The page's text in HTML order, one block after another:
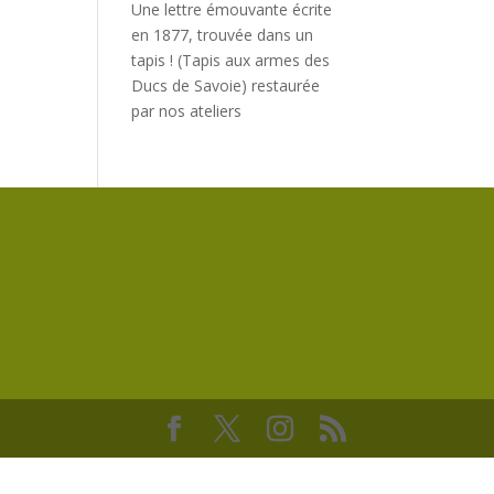
Une lettre émouvante écrite
en 1877, trouvée dans un
tapis ! (Tapis aux armes des
Ducs de Savoie) restaurée
par nos ateliers